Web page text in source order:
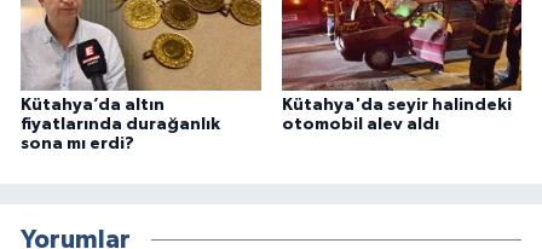
Kütahya’da altın
fiyatlarında durağanlık
sona mı erdi?
Kütahya'da seyir halindeki
otomobil alev aldı
Yorumlar